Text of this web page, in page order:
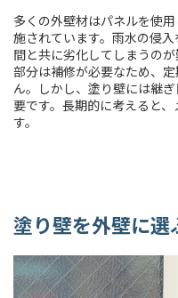
多くの外壁材はパネルを使
施されています。雨水の侵
間と共に劣化してしまうの
部分は補修が必要なため、
ん。しかし、塗り壁には継
要です。長期的に考えると
す。
塗り壁を外壁に選